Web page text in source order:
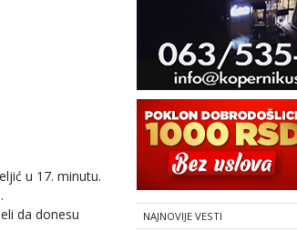
u 17. minutu.
da donesu
NAJNOVIJE VESTI